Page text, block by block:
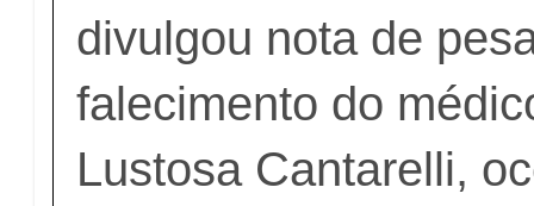
divulgou nota de
falecimento do
Lustosa Cantarelli,